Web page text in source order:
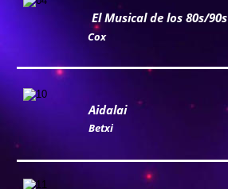
El Musical de los 80s/90s
Cox
Aidalai
Betxi